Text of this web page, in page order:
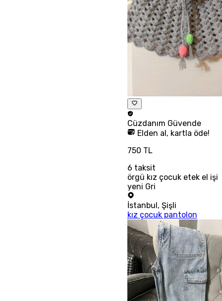
Cüzdanım Güvende
Elden al, kartla öde!
750 TL
6 taksit
örgü kız çocuk etek el işi
yeni Gri
İstanbul, Şişli
kız çocuk pantolon